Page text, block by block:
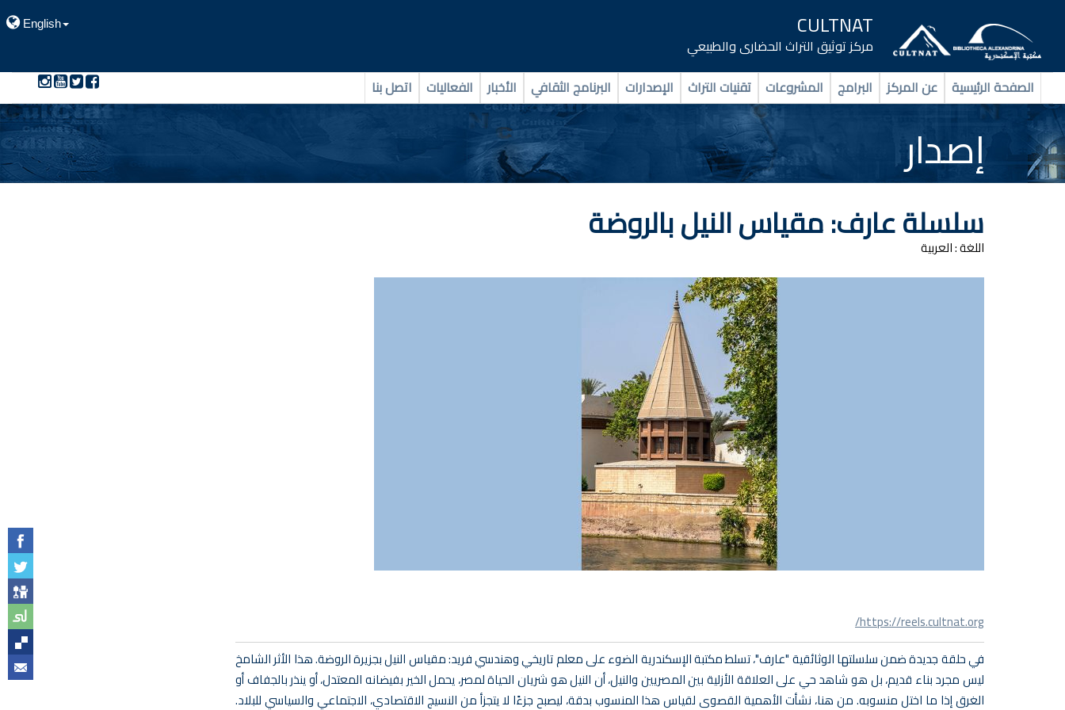
CULTNAT
مركز توثيق التراث الحضارى والطبيعي
English
الصفحة الرئيسية عن المركز البرامج المشروعات تقنيات التراث الإصدارات البرنامج الثقافي الأخبار الفعاليات اتصل بنا
إصدار
سلسلة عارف: مقياس النيل بالروضة
اللغة :العربية
https://reels.cultnat.org/
في حلقة جديدة ضمن سلسلتها الوثائقية "عارف"، تسلط مكتبة الإسكندرية الضوء على معلم تاريخي وهندسي فريد: مقياس النيل بجزيرة الروضة. هذا الأثر الشامخ
ليس مجرد بناء قديم، بل هو شاهد حي على العلاقة الأزلية بين المصريين والنيل، أن النيل هو شريان الحياة لمصر، يحمل الخير بفيضانه المعتدل، أو ينذر بالجفاف أو
الغرق إذا ما اختل منسوبه. من هنا، نشأت الأهمية القصوى لقياس هذا المنسوب بدقة، ليصبح جزءًا لا يتجزأ من النسيج الاقتصادي، الاجتماعي والسياسي للبلاد.